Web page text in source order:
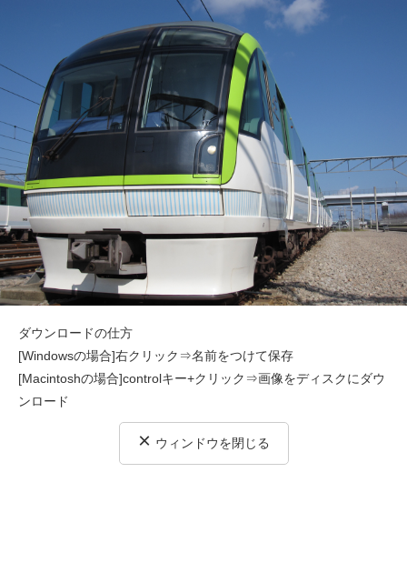
ダウンロードの仕方
[Windowsの場合]右クリック⇒名前をつけて保存
[Macintoshの場合]controlキー+クリック⇒画像をディスクにダウ
ンロード
× ウィンドウを閉じる